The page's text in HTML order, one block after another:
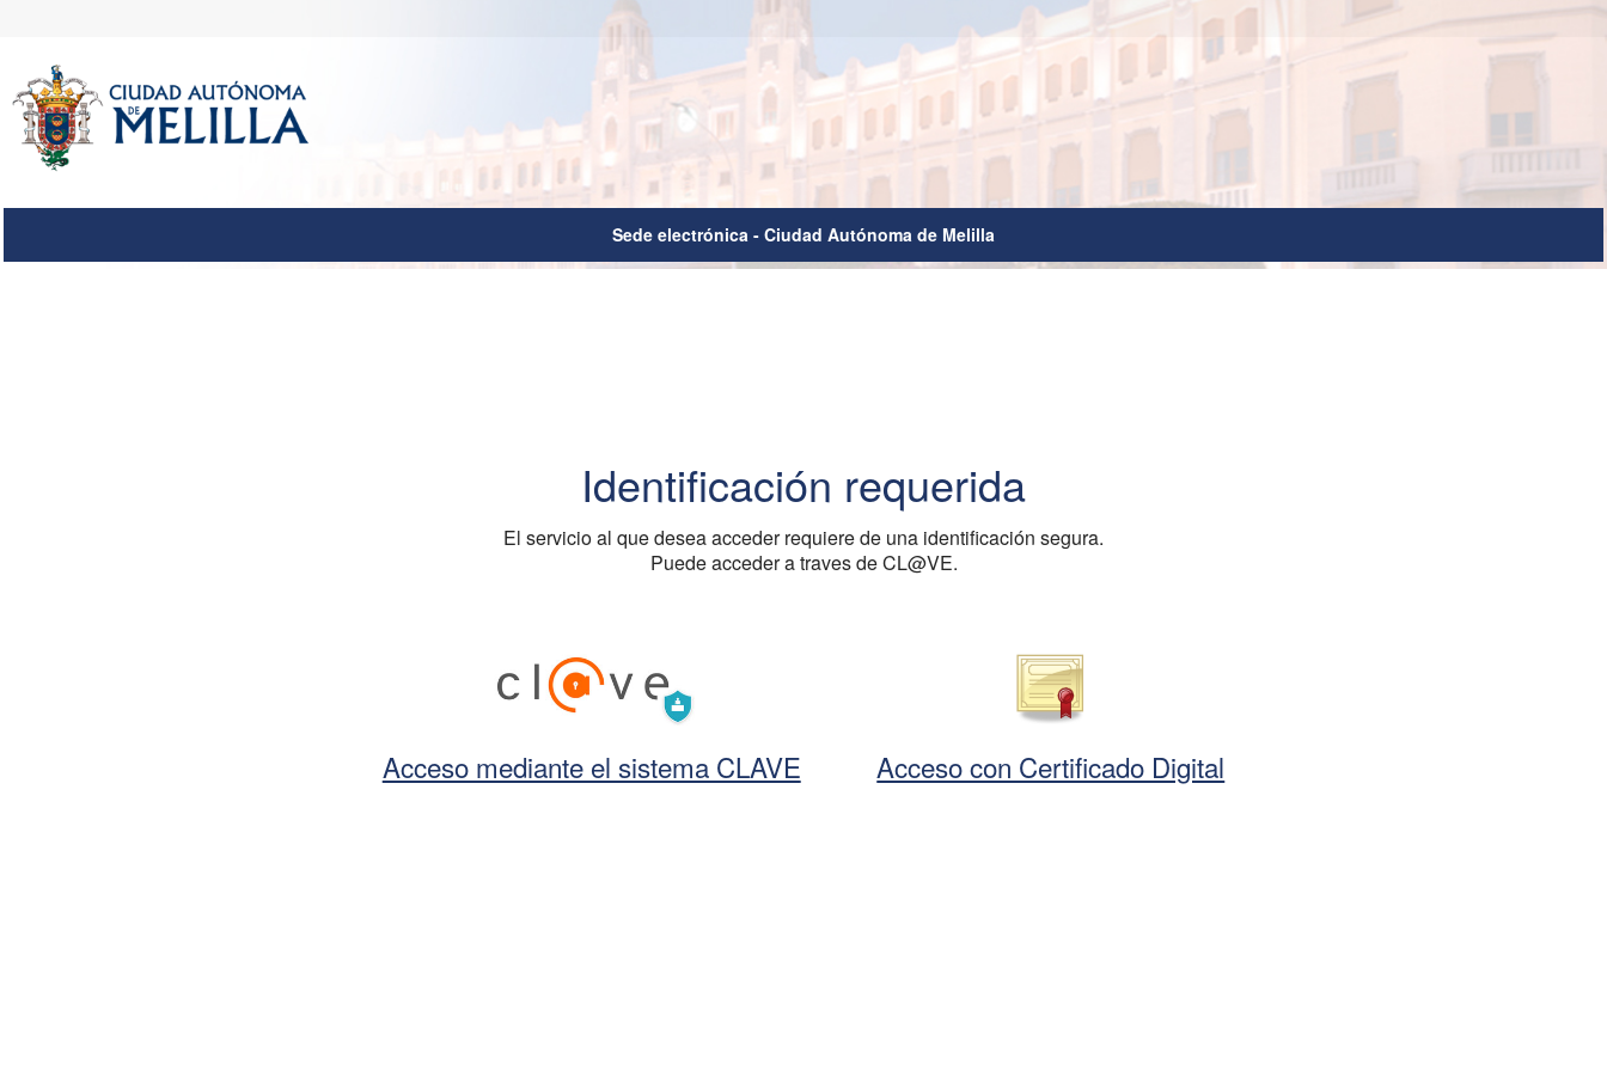
Sede electrónica - Ciudad Autónoma de Melilla
Autenticación del Usuario
Identificación requerida
El servicio al que desea acceder requiere de una identificación segura.
Puede acceder a traves de CL@VE.
Acceso mediante el sistema CLAVE Acceso con Certificado Digital